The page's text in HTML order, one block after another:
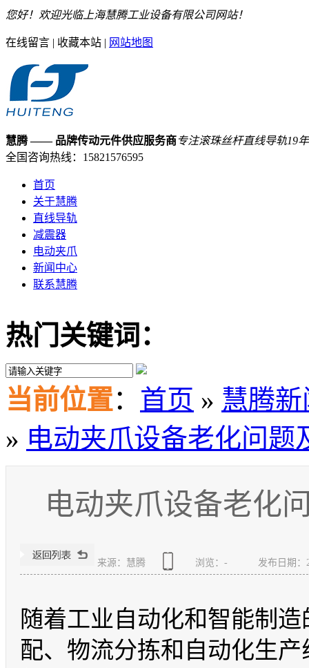
您好！欢迎光临上海慧腾工业设备有限公司网站！
在线留言 | 收藏本站 | 网站地图
慧腾—— 品牌传动元件供应服务商专注滚珠丝杆直线导轨19年
全国咨询热线： 15821576595
首页
关于慧腾
直线导轨
减震器
电动夹爪
新闻中心
联系慧腾
热门关键词：
当前位置： 首页 » 慧腾
» 电动夹爪设备老化问题
电动夹爪设备老化
来源：慧腾 浏览： - 发布日期：
随着工业自动化和智能制
配、物流分拣和自动化生